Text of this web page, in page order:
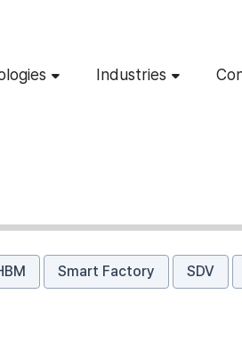
Industries
Smart Factory SDV